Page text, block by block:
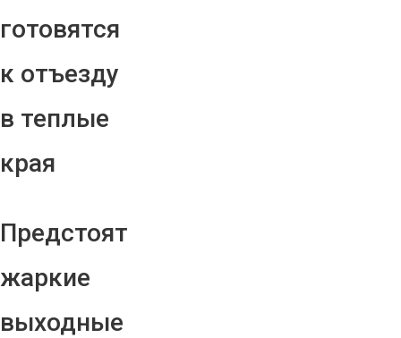
готовятся
к отъезду
в теплые
края
Предстоят
жаркие
выходные